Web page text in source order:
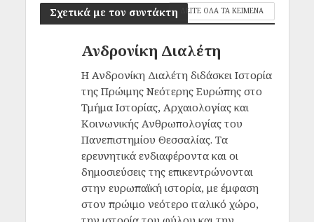
Σχετικά με τον συντάκτη ΔΕΙΤΕ ΟΛΑ ΤΑ ΚΕΙΜΕΝΑ
Ανδρονίκη Διαλέτη
Η Ανδρονίκη Διαλέτη διδάσκει Ιστορία
της Πρώιμης Νεότερης Ευρώπης στο
Τμήμα Ιστορίας, Αρχαιολογίας και
Κοινωνικής Ανθρωπολογίας του
Πανεπιστημίου Θεσσαλίας. Τα
ερευνητικά ενδιαφέροντα και οι
δημοσιεύσεις της επικεντρώνονται
στην ευρωπαϊκή ιστορία, με έμφαση
στον πρώιμο νεότερο ιταλικό χώρο,